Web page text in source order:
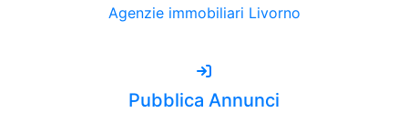
Agenzie immobiliari Livorno
Pubblica Annunci